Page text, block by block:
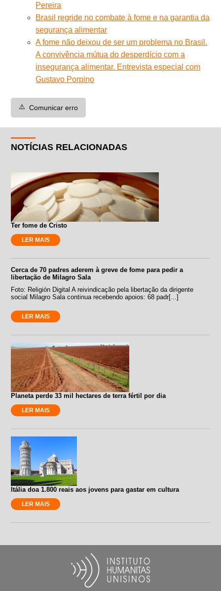
Pereira
Brasil regride no combate à fome e na garantia da
segurança alimentar
A fome não deixou de ser um problema no Brasil.
A convivência mútua do desperdício com a
insegurança alimentar. Entrevista especial com
Gustavo Porpino
⚠️ Comunicar erro
NOTÍCIAS RELACIONADAS
Ter fome de Cristo
LER MAIS
Cerca de 70 padres aderem à greve de fome para pedir a
libertação de Milagro Sala
Foto: Religión Digital A reivindicação pela libertação da dirigente
social Milagro Sala continua recebendo apoios: 68 padr[...]
LER MAIS
Planeta perde 33 mil hectares de terra fértil por dia
LER MAIS
Itália doa 1.800 reais aos jovens para gastar em cultura
LER MAIS